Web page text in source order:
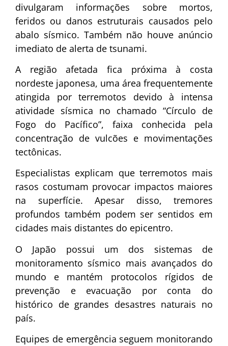
divulgaram informações sobre mortos,
feridos ou danos estruturais causados pelo
abalo sísmico. Também não houve anúncio
imediato de alerta de tsunami.
A região afetada fica próxima à costa
nordeste japonesa, uma área frequentemente
atingida por terremotos devido à intensa
atividade sísmica no chamado “Círculo de
Fogo do Pacífico”, faixa conhecida pela
concentração de vulcões e movimentações
tectônicas.
Especialistas explicam que terremotos mais
rasos costumam provocar impactos maiores
na superfície. Apesar disso, tremores
profundos também podem ser sentidos em
cidades mais distantes do epicentro.
O Japão possui um dos sistemas de
monitoramento sísmico mais avançados do
mundo e mantém protocolos rígidos de
prevenção e evacuação por conta do
histórico de grandes desastres naturais no
país.
Equipes de emergência seguem monitorando